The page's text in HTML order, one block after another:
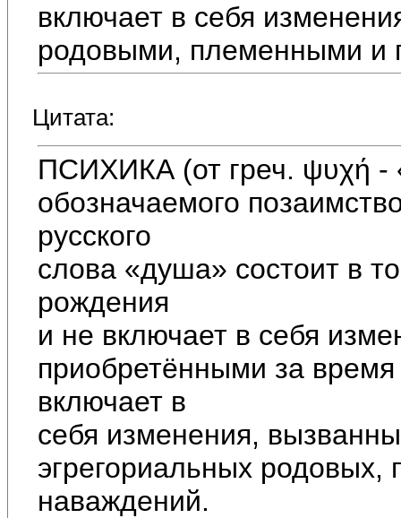
включает в себя
родовыми, племенными и
Цитата:
ПСИХИКА (от греч. ψυχή -
обозначаемого
русского
слова «душа» состоит в
рождения
и не включает в себя
приобретёнными за
включает в
себя изменения,
эгрегориальных родовых,
наваждений.